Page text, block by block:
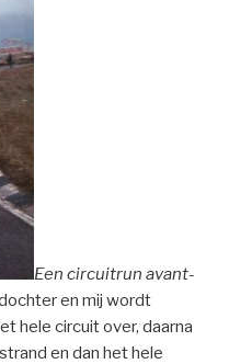
Een circuitrun avant-
en mij wordt
hele circuit over, daarna
en dan het hele